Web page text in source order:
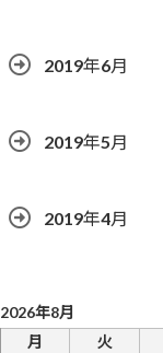
2019年6月
2019年5月
2019年4月
2026年8月
月
火